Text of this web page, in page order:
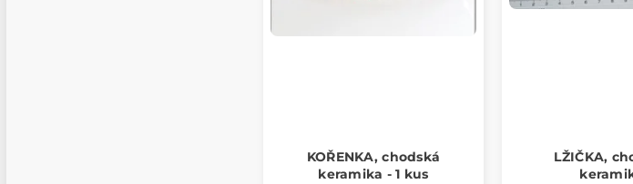
KOŘENKA, chodská
keramika - 1 kus
LŽIČKA,